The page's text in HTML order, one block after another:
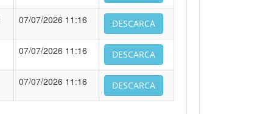
07/07/2026 11:16 DESCARCA
07/07/2026 11:16 DESCARCA
07/07/2026 11:16 DESCARCA